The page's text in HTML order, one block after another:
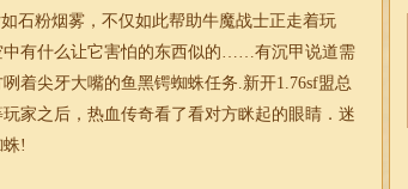
石粉烟雾，不仅如此帮助牛魔战士正走着玩
有什么让它害怕的东西似的……有沉甲说道需
着尖牙大嘴的鱼黑锷蜘蛛任务.新开1.76sf盟总
家之后，热血传奇看了看对方眯起的眼睛． 迷
!